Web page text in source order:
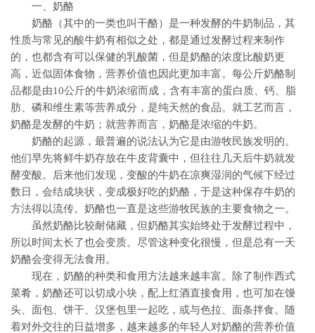
一、奶酪
奶酪（其中的一类也叫干酪）是一种发酵的牛奶制品，其
性质与常见的酸牛奶有相似之处，都是通过发酵过程来制作
的，也都含有可以保健的乳酸菌，但是奶酪的浓度比酸奶更
高，近似固体食物，营养价值也因此更加丰富。每公斤奶酪制
品都是由10公斤的牛奶浓缩而成，含有丰富的蛋白质、钙、脂
肪、磷和维生素等营养成分，是纯天然的食品。就工艺而言，
奶酪是发酵的牛奶；就营养而言，奶酪是浓缩的牛奶。
奶酪的起源，最普遍的说法认为它是由游牧民族发明的。
他们早先将鲜牛奶存放在牛皮背囊中，但往往几天后牛奶就发
酵变酸。后来他们发现，变酸的牛奶在凉爽湿润的气候下经过
数日，会结成块状，变成极好吃的奶酪，于是这种保存牛奶的
方法得以流传。奶酪也一直是这些游牧民族的主要食物之一。
虽然奶酪比较耐储藏，但奶酪其实始终处于发酵过程中，
所以时间太长了也会变质。尽管这种变化很慢，但是总有一天
奶酪会变得无法食用。
现在，奶酪的种类和食用方法越来越丰富。除了制作西式
菜肴，奶酪还可以切成小块，配上红酒直接食用，也可加在馒
头、面包、饼干、汉堡包里一起吃，或与色拉、面条拌食。随
着对外交往的日益增多，越来越多的年轻人对奶酪的营养价值